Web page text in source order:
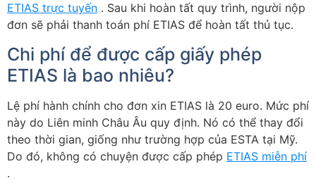
ETIAS trực tuyến . Sau khi hoàn tất quy trình, người nộp
đơn sẽ phải thanh toán phí ETIAS để hoàn tất thủ tục.
Chi phí để được cấp giấy phép
ETIAS là bao nhiêu?
Lệ phí hành chính cho đơn xin ETIAS là 20 euro. Mức phí
này do Liên minh Châu Âu quy định. Nó có thể thay đổi
theo thời gian, giống như trường hợp của ESTA tại Mỹ.
Do đó, không có chuyện được cấp phép ETIAS miễn phí
.